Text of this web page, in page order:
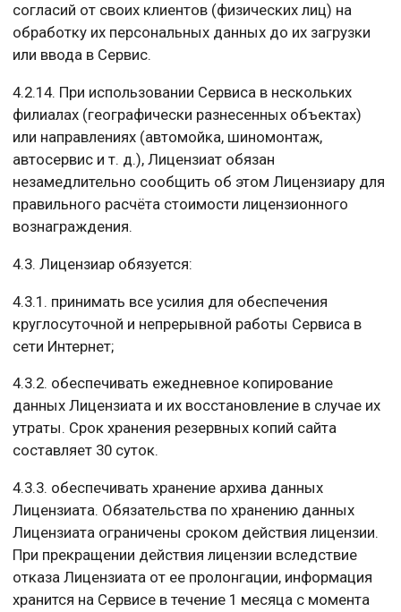
согласий от своих клиентов (физических лиц) на
обработку их персональных данных до их загрузки
или ввода в Сервис.
4.2.14. При использовании Сервиса в нескольких
филиалах (географически разнесенных объектах)
или направлениях (автомойка, шиномонтаж,
автосервис и т. д.), Лицензиат обязан
незамедлительно сообщить об этом Лицензиару для
правильного расчёта стоимости лицензионного
вознаграждения.
4.3. Лицензиар обязуется:
4.3.1. принимать все усилия для обеспечения
круглосуточной и непрерывной работы Сервиса в
сети Интернет;
4.3.2. обеспечивать ежедневное копирование
данных Лицензиата и их восстановление в случае их
утраты. Срок хранения резервных копий сайта
составляет 30 суток.
4.3.3. обеспечивать хранение архива данных
Лицензиата. Обязательства по хранению данных
Лицензиата ограничены сроком действия лицензии.
При прекращении действия лицензии вследствие
отказа Лицензиата от ее пролонгации, информация
хранится на Сервисе в течение 1 месяца с момента